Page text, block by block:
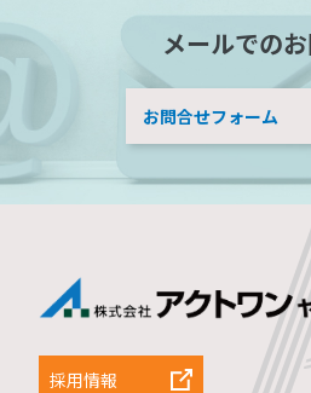
メールでの
お問合せフォーム
採用情報